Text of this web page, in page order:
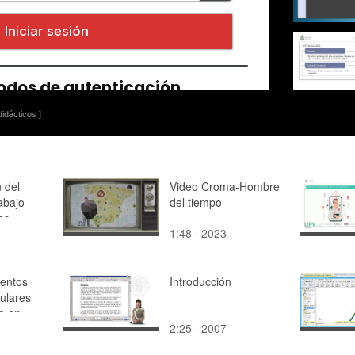
]
del
Video Croma-Hombre
del tiempo
1:48 · 2023
en
v2017
Introducción
2:25 · 2007